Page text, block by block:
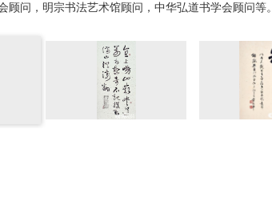
顾问，明宗书法艺术馆顾问，中华弘道书学会顾问等。